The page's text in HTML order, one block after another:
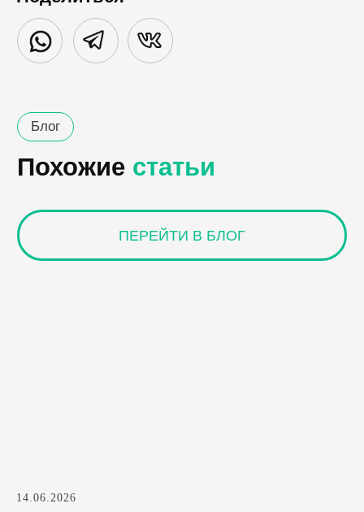
14.06.2026